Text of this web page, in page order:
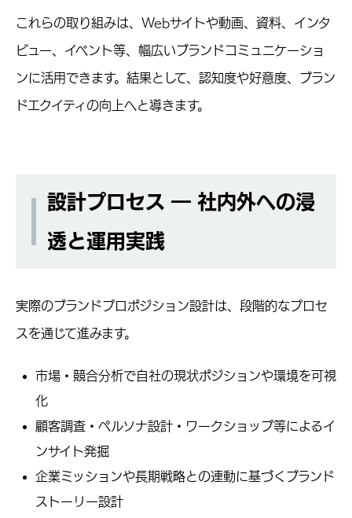
これらの取り組みは、Webサイトや動画、資料、インタ
ビュー、イベント等、幅広いブランドコミュニケーショ
ンに活用できます。結果として、認知度や好意度、ブラン
ドエクイティの向上へと導きます。
設計プロセス ― 社内外への浸
透と運用実践
実際のブランドプロポジション設計は、段階的なプロセ
スを通じて進みます。
市場・競合分析で自社の現状ポジションや環境を可視
化
顧客調査・ペルソナ設計・ワークショップ等によるイ
ンサイト発掘
企業ミッションや長期戦略との連動に基づくブランド
ストーリー設計